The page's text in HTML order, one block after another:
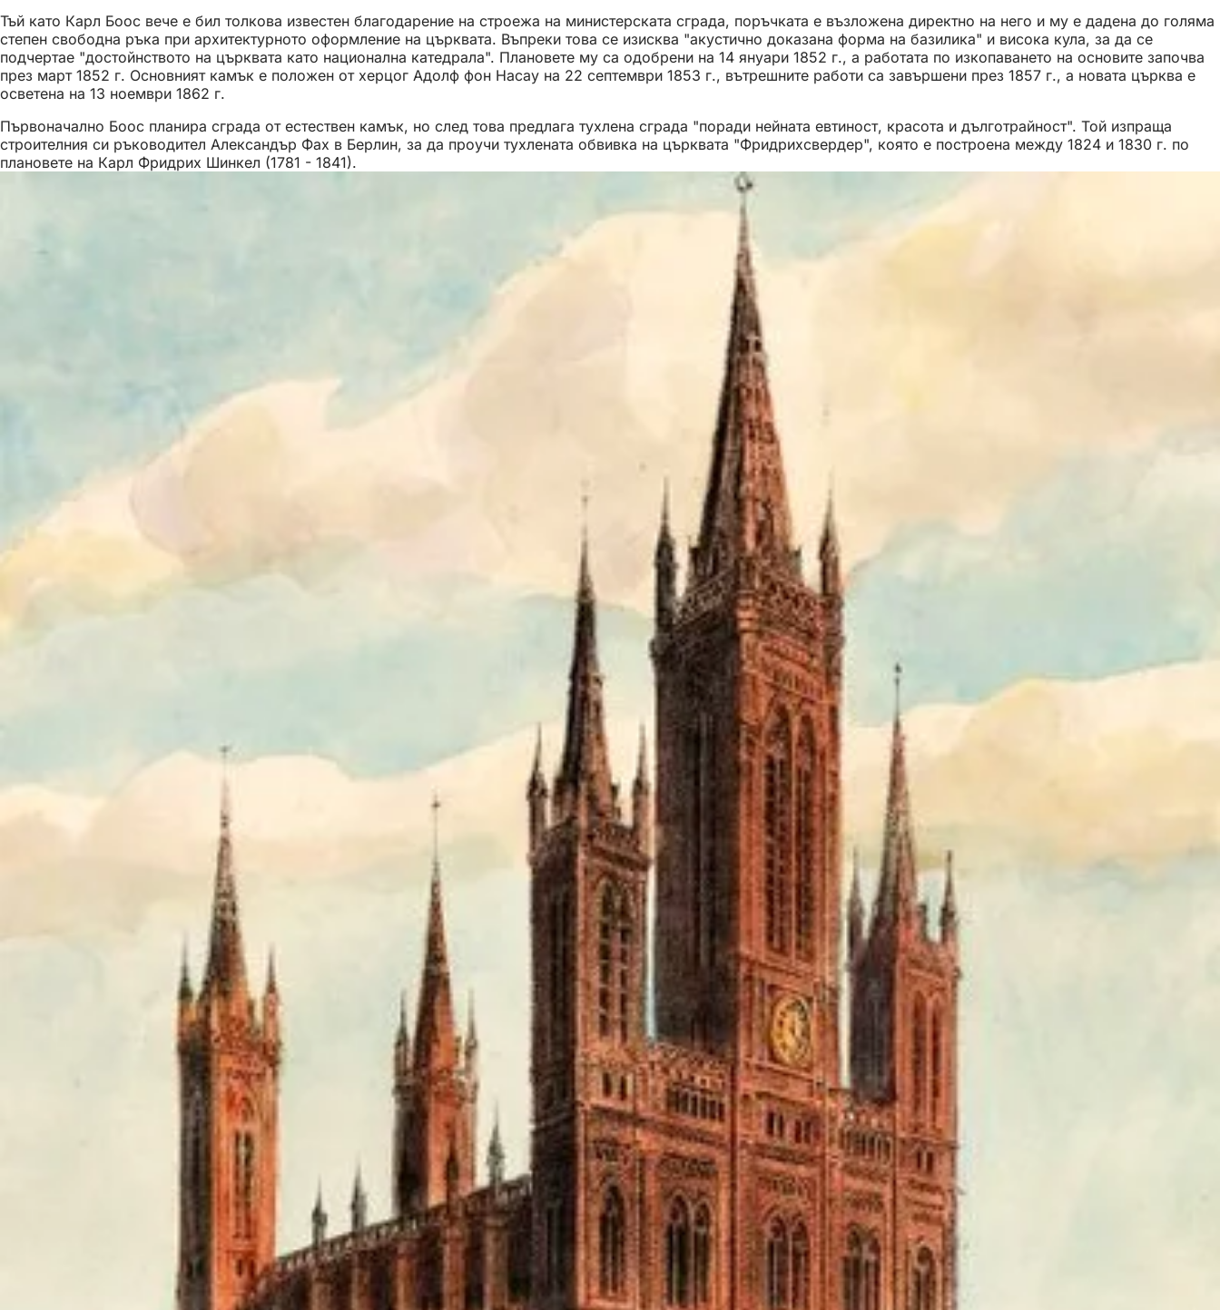
Тъй като Карл Боос вече е бил толкова известен благодарение на строежа на министерската сграда, поръчката е възложена директно на него и му е дадена до голяма
степен свободна ръка при архитектурното оформление на църквата. Въпреки това се изисква "акустично доказана форма на базилика" и висока кула, за да се
подчертае "достойнството на църквата като национална катедрала". Плановете му са одобрени на 14 януари 1852 г., а работата по изкопаването на основите започва
през март 1852 г. Основният камък е положен от херцог Адолф фон Насау на 22 септември 1853 г., вътрешните работи са завършени през 1857 г., а новата църква е
осветена на 13 ноември 1862 г.
Първоначално Боос планира сграда от естествен камък, но след това предлага тухлена сграда "поради нейната евтиност, красота и дълготрайност". Той изпраща
строителния си ръководител Александър Фах в Берлин, за да проучи тухлената обвивка на църквата "Фридрихсвердер", която е построена между 1824 и 1830 г. по
плановете на Карл Фридрих Шинкел (1781 - 1841).